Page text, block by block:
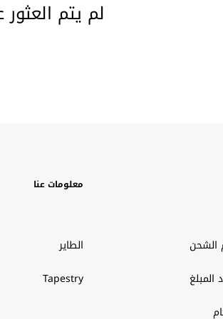
لم يتم
الشحن
المبلغ
معلومات عنا
الطاير
Tapestry